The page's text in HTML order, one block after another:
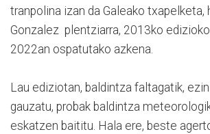
tranpolina izan da Galeako txapelketa,
Gonzalez plentziarra, 2013ko
2022an ospatutako azkena.
Lau ediziotan, baldintza faltagatik,
gauzatu, probak baldintza
eskatzen baititu. Hala ere, beste